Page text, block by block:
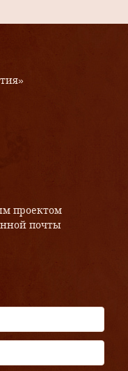
проектом
почты